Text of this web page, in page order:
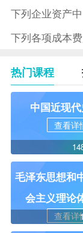
下列企业资产
下列各项成本
热门课程
中国近现
查看详
毛泽东思想和
会主义理论
查看详